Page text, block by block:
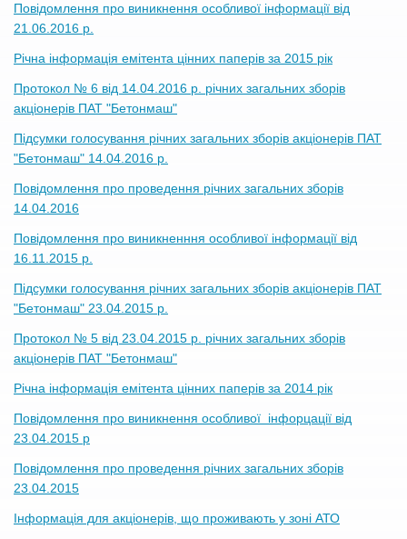
Повідомлення про виникнення особливої інформації від
21.06.2016 р.
Річна інформація емітента цінних паперів за 2015 рік
Протокол № 6 від 14.04.2016 р. річних загальних зборів
акціонерів ПАТ "Бетонмаш"
Підсумки голосування річних загальних зборів акціонерів ПАТ
"Бетонмаш" 14.04.2016 р.
Повідомлення про проведення річних загальних зборів
14.04.2016
Повідомлення про виникненння особливої інформації від
16.11.2015 р.
Підсумки голосування річних загальних зборів акціонерів ПАТ
"Бетонмаш" 23.04.2015 р.
Протокол № 5 від 23.04.2015 р. річних загальних зборів
акціонерів ПАТ "Бетонмаш"
Річна інформація емітента цінних паперів за 2014 рік
Повідомлення про виникнення особливої інфорцації від
23.04.2015 р
Повідомлення про проведення річних загальних зборів
23.04.2015
Інформація для акціонерів, що проживають у зоні АТО